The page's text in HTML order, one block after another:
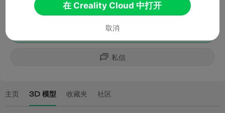
在 Creality Cloud 中打开
取消